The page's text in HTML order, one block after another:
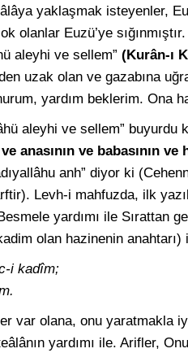
yaklaşmak isteyenler,
olanlar Euzü’ye
aleyhi ve sellem” (Kurân-ı
uzak olan ve gazabına
yardım beklerim. Ona
aleyhi ve sellem” buyurdu
anasının ve babasının
anh” diyor ki
Levh-i mahfuzda, ilk
yardımı ile Sırattan
olan hazinenin anahtarı)
i kadîm;
var olana, onu yaratmakla
yardımı ile. Arifler,